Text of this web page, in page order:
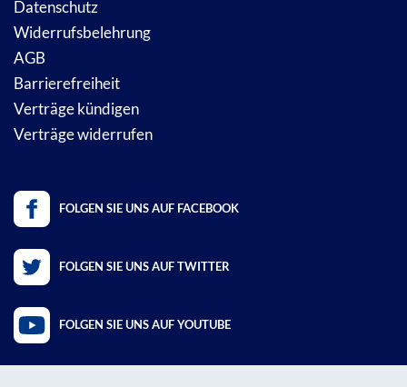
Datenschutz
Widerrufsbelehrung
AGB
Barrierefreiheit
Verträge kündigen
Verträge widerrufen
FOLGEN SIE UNS AUF FACEBOOK
FOLGEN SIE UNS AUF TWITTER
FOLGEN SIE UNS AUF YOUTUBE